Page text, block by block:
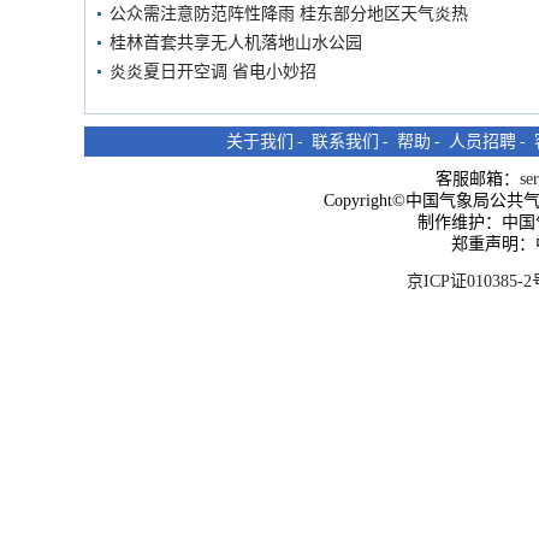
公众需注意防范阵性降雨 桂东部分地区天气炎热
桂林首套共享无人机落地山水公园
炎炎夏日开空调 省电小妙招
关于我们 - 联系我们 - 帮助 - 人员招聘 -
客服邮箱：
Copyright©中国气象局公共
制作维护：中
郑重声明
京ICP证010385-2